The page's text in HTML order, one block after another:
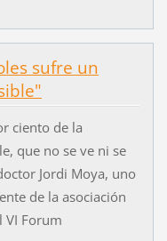
sufre un
ciento de la
que no se ve ni se
Jordi Moya, uno
de la asociación
VI Forum